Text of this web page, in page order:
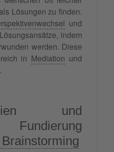
Lösungen zu finden.
und
indem
werden. Diese
in Mediation und
und
Fundierung